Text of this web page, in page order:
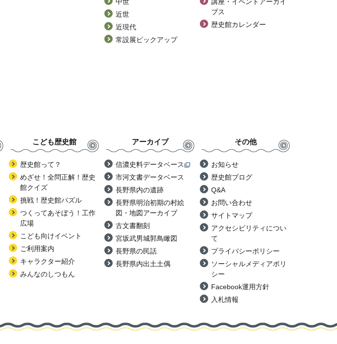
近世
近現代
常設展ピックアップ
ブス
歴史館カレンダー
こども歴史館
歴史館って？
めざせ！全問正解！歴史
館クイズ
挑戦！歴史館パズル
つくってあそぼう！工作
広場
こども向けイベント
ご利用案内
キャラクター紹介
みんなのしつもん
アーカイブ
信濃史料データベース
市河文書データベース
長野県内の遺跡
長野県明治初期の村絵
図・地図アーカイブ
古文書翻刻
宮坂武男城郭鳥瞰図
長野県の民話
長野県内出土土偶
その他
お知らせ
歴史館ブログ
Q&A
お問い合わせ
サイトマップ
アクセシビリティについ
て
プライバシーポリシー
ソーシャルメディアポリ
シー
Facebook運用方針
入札情報